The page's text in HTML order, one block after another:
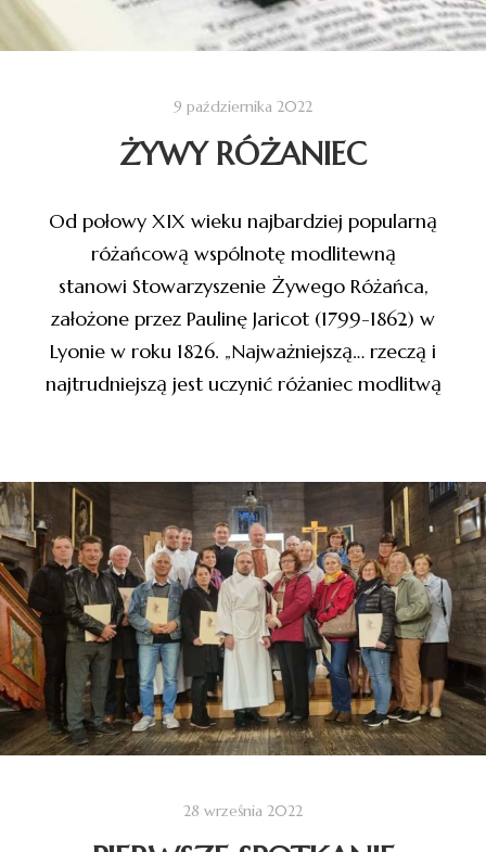
9 października 2022
ŻYWY RÓŻANIEC
Od połowy XIX wieku najbardziej popularną
różańcową wspólnotę modlitewną
stanowi Stowarzyszenie Żywego Różańca,
założone przez Paulinę Jaricot (1799-1862) w
Lyonie w roku 1826. „Najważniejszą… rzeczą i
najtrudniejszą jest uczynić różaniec modlitwą
28 września 2022